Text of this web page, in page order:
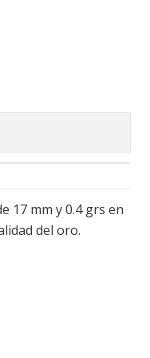
17 mm y 0.4 grs en
del oro.